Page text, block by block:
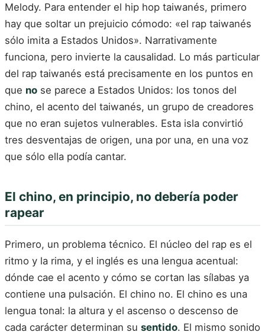
Melody. Para entender el hip hop taiwanés, primero
hay que soltar un prejuicio cómodo: «el rap taiwanés
sólo imita a Estados Unidos». Narrativamente
funciona, pero invierte la causalidad. Lo más particular
del rap taiwanés está precisamente en los puntos en
que no se parece a Estados Unidos: los tonos del
chino, el acento del taiwanés, un grupo de creadores
que no eran sujetos vulnerables. Esta isla convirtió
tres desventajas de origen, una por una, en una voz
que sólo ella podía cantar.
El chino, en principio, no debería poder
rapear
Primero, un problema técnico. El núcleo del rap es el
ritmo y la rima, y el inglés es una lengua acentual:
dónde cae el acento y cómo se cortan las sílabas ya
contiene una pulsación. El chino no. El chino es una
lengua tonal: la altura y el ascenso o descenso de
cada carácter determinan su sentido. El mismo sonido